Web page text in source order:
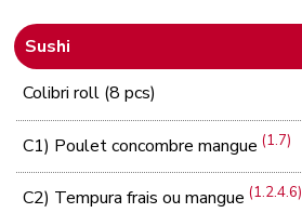
Sushi
Colibri roll (8 pcs)
C1) Poulet concombre mangue(1.7)
C2) Tempura frais ou mangue(1.2.4.6)